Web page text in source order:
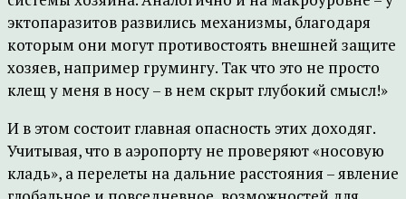
эктопаразитов развились механизмы, благодаря
которым они могут противостоять внешней защите
хозяев, например грумингу. Так что это не просто
клещ у меня в носу – в нем скрыт глубокий смысл!»
И в этом состоит главная опасность этих доходяг.
Учитывая, что в аэропорту не проверяют «носовую
кладь», а перелеты на дальние расстояния – явление